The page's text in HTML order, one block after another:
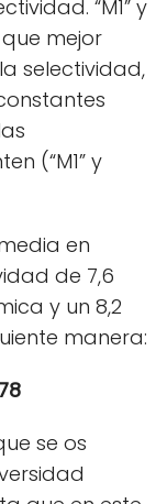
“M1” y
mejor
selectividad,
(“M1” y
en
de 7,6
y un 8,2
manera:
se os